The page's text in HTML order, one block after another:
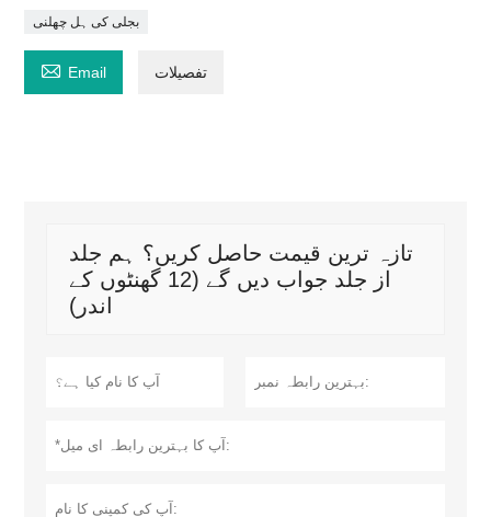
بجلی کی ہل چھلنی
 Email تفصیلات
تازہ ترین قیمت حاصل کریں؟ ہم جلد
از جلد جواب دیں گے (12 گھنٹوں کے
اندر)